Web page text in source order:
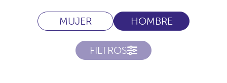
MUJER HOMBRE
FILTROS